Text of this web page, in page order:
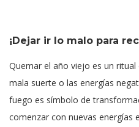
¡Dejar ir lo malo para
Quemar el año viejo es un
mala suerte o las energías
fuego es símbolo de
comenzar con nuevas energías